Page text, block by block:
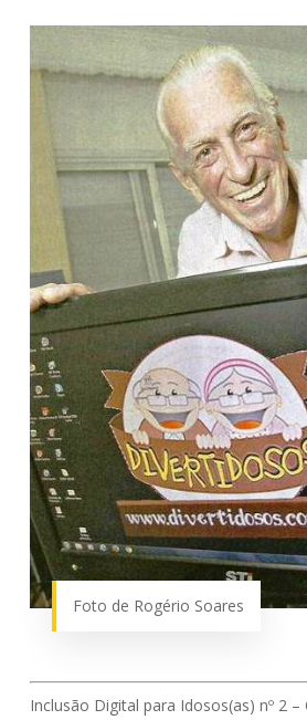
Foto de Rogério Soares
Inclusão Digital para Idosos(as) nº 2 –